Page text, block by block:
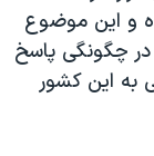
و این موضوع
چگونگی پاسخ
به این کشور